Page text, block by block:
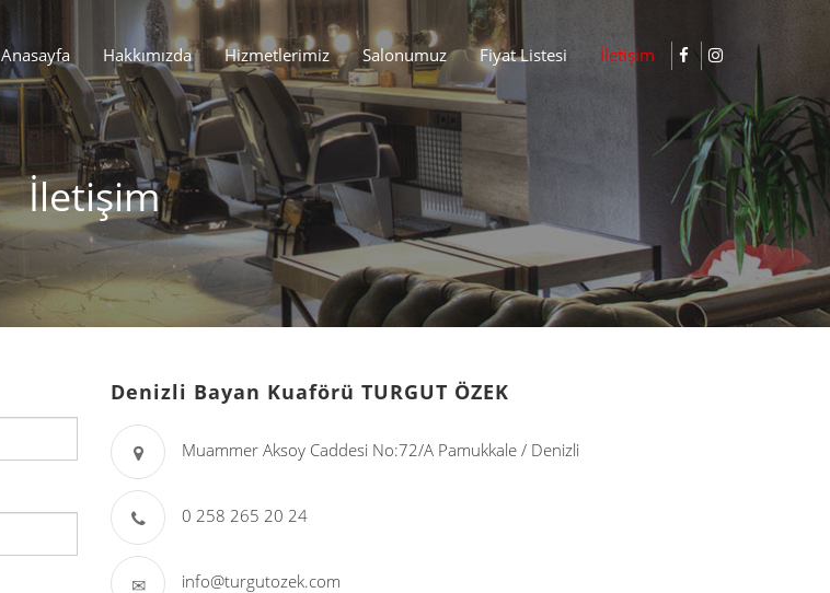
Anasayfa Hakkımızda Hizmetlerimiz Salonumuz Fiyat Listesi İletişim
İletişim
Denizli Bayan Kuaförü TURGUT ÖZEK
Muammer Aksoy Caddesi No:72/A Pamukkale / Denizli
0 258 265 20 24
info@turgutozek.com